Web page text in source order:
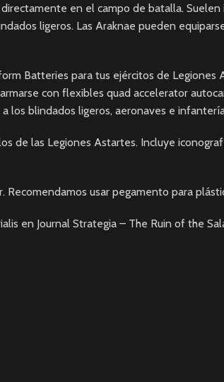
en el campo de batalla.
ligeros. Las Araknae pueden
Batteries para tus ejércitos de Legiones
con flexibles quad accelerator
los blindados ligeros, aeronaves e
de las Legiones Astartes. Incluye
usar pegamento para
en Journal Strategia – The Ruin of the